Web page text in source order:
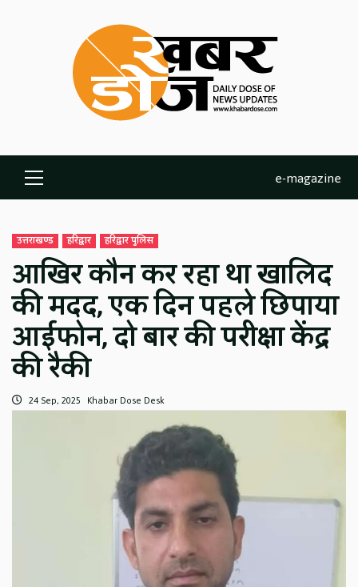
Primary
Menu
e-magazine
उत्तराखण्ड हरिद्वार हरिद्वार पुलिस
आखिर कौन कर रहा था खालिद
की मदद, एक दिन पहले छिपाया
आईफोन, दो बार की परीक्षा केंद्र
की रैकी
24 Sep, 2025 Khabar Dose Desk